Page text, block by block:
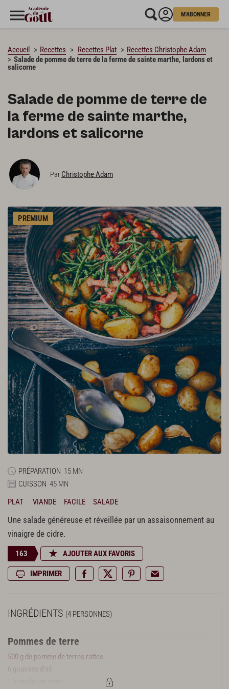
M'ABONNER
Accueil Recettes Recettes Plat
Recettes Christophe Adam
Salade de pomme de terre de la ferme de sainte marthe, lardons et
salicorne
Salade de pomme de terre de
la ferme de sainte marthe,
lardons et salicorne
Par Christophe Adam
PREMIUM
PRÉPARATION 15 MN
CUISSON 45 MN
PLAT
VIANDE FACILE SALADE
Une salade généreuse et réveillée par un assaisonnement au
vinaigre de cidre.
163 AJOUTER AUX FAVORIS
IMPRIMER
INGRÉDIENTS (4 PERSONNES)
Pommes de terre
500 g de pomme de terres rattes
6 gousses d’ail
CHARGEMENT…